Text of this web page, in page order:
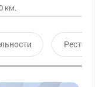
км.
Ресторан